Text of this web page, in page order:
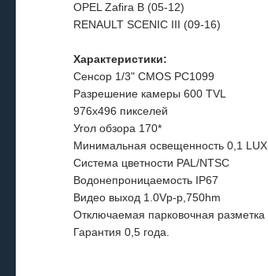
OPEL Zafira B (05-12)
RENAULT SCENIC III (09-16)
Характеристики:
Сенсор 1/3" CMOS PC1099
Разрешение камеры 600 TVL
976x496 пикселей
Угол обзора 170*
Минимальная освещенность 0,1 LUX
Система цветности PAL/NTSC
Водонепроницаемость IP67
Видео выход 1.0Vp-p,750hm
Отключаемая парковочная разметка
Гарантия 0,5 года.